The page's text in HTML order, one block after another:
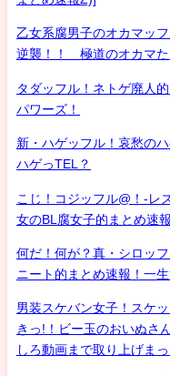
乙女系腐男子のオカマッ
逆襲！！ 極道のオカマた
タダッフル！ネトゲ廃人
パワーズ！
新・ハゲッフル！哀愁の
ハゲっTEL？
こじ！コジッフル@！-レ
女のBL腐女子的まとめ速
何だ！何が？真・シロ
ニート的まとめ速報！一
男装スケバン女子！スケ
きっ!！ビー玉のおいぬさ
しろ動画まで取り上げま